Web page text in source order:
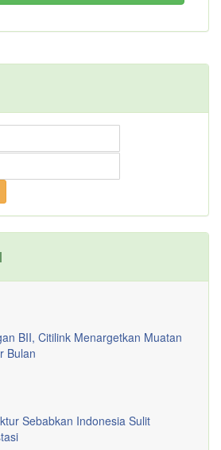
BII, Citilink Menargetkan Muatan
Bulan
Sebabkan Indonesia Sulit